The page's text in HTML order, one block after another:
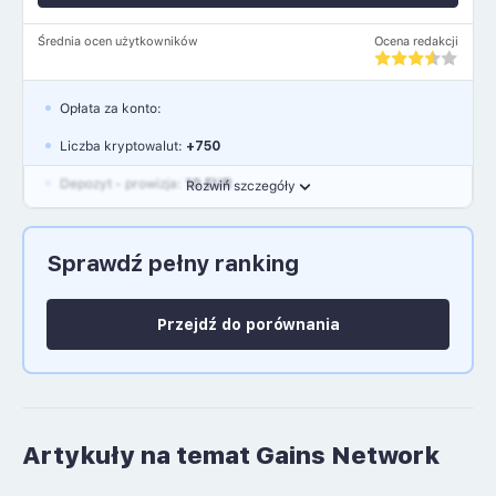
Średnia ocen użytkowników Ocena redakcji
Rozwiń szczegóły
Opłata za konto:
Liczba kryptowalut: +750
Depozyt - prowizja: 10 EUR
Język polski: NIE
Sprawdź pełny ranking
Przejdź do porównania
Artykuły na temat Gains Network